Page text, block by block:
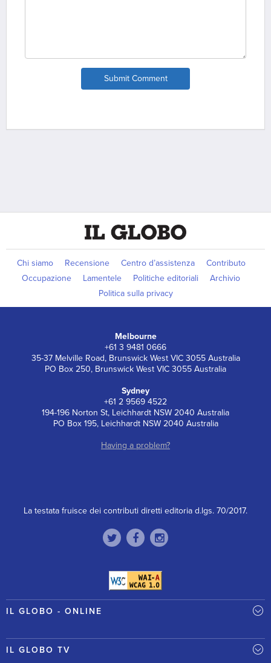
Submit Comment
Chi siamo Recensione Centro d’assistenza
Contributo
Occupazione
Lamentele Politiche editoriali
Archivio
Politica sulla privacy
Melbourne
+61 3 9481 0666
35-37 Melville Road, Brunswick West VIC 3055 Australia
PO Box 250, Brunswick West VIC 3055 Australia
Sydney
+61 2 9569 4522
194-196 Norton St, Leichhardt NSW 2040 Australia
PO Box 195, Leichhardt NSW 2040 Australia
Having a problem?
La testata fruisce dei contributi diretti editoria d.lgs. 70/2017.
IL GLOBO - ONLINE
IL GLOBO TV